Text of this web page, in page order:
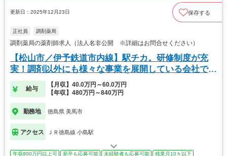
更新日：2025年12月23日 保存する
正社員 調剤薬局
調剤薬局の薬剤師求人（法人名非公開 ※詳細はお問合せください）
【松山市／伊予鉄道市内線】駅チカ。研修制度が充
実！調剤以外にも様々な事業を展開している会社で
す！
給与
【月収】40.0万円～60.0万円
【年収】480万円～840万円
勤務地 徳島県 美馬市
アクセス ＪＲ徳島線 小島駅
年収800万円以上可 新卒も応募可能 未経験者も応募可能
残業月10ｈ以下